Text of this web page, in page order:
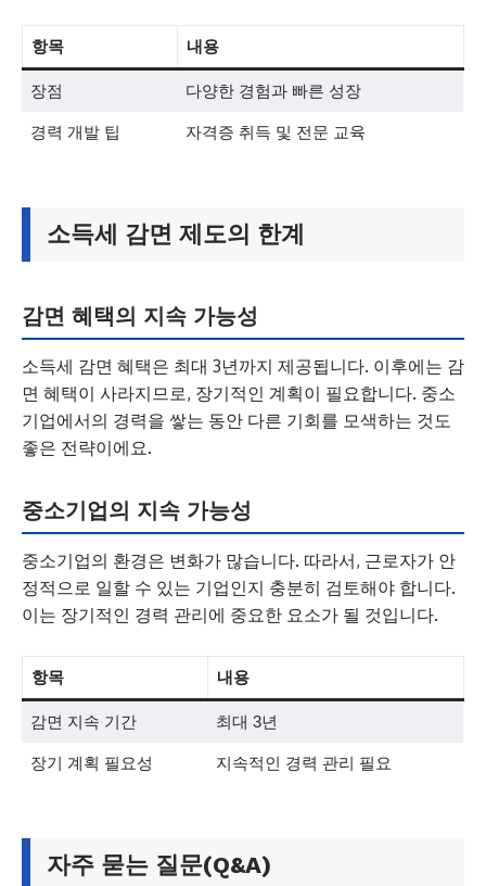
항목 내용
장점 다양한 경험과 빠른 성장
경력 개발 팁 자격증 취득 및 전문 교육
소득세 감면 제도의 한계
감면 혜택의 지속 가능성
소득세 감면 혜택은 최대 3년까지 제공됩니다. 이후에는 감
면 혜택이 사라지므로, 장기적인 계획이 필요합니다. 중소
기업에서의 경력을 쌓는 동안 다른 기회를 모색하는 것도
좋은 전략이에요.
중소기업의 지속 가능성
중소기업의 환경은 변화가 많습니다. 따라서, 근로자가 안
정적으로 일할 수 있는 기업인지 충분히 검토해야 합니다.
이는 장기적인 경력 관리에 중요한 요소가 될 것입니다.
항목 내용
감면 지속 기간 최대 3년
장기 계획 필요성 지속적인 경력 관리 필요
자주 묻는 질문(Q&A)